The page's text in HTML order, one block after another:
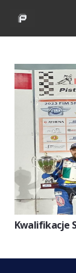
Kwalifikacje